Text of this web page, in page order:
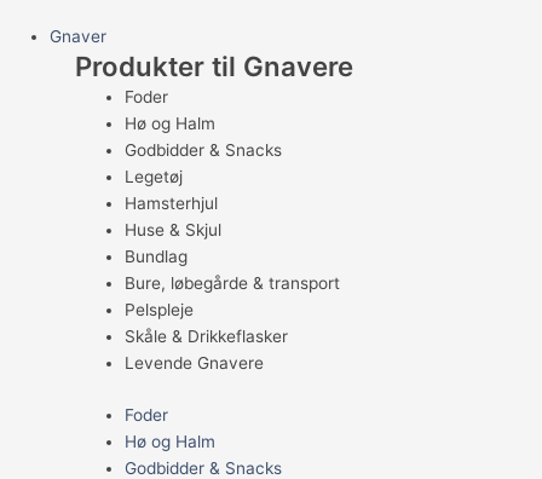
Gnaver
Produkter til Gnavere
Foder
Hø og Halm
Godbidder & Snacks
Legetøj
Hamsterhjul
Huse & Skjul
Bundlag
Bure, løbegårde & transport
Pelspleje
Skåle & Drikkeflasker
Levende Gnavere
Foder
Hø og Halm
Godbidder & Snacks